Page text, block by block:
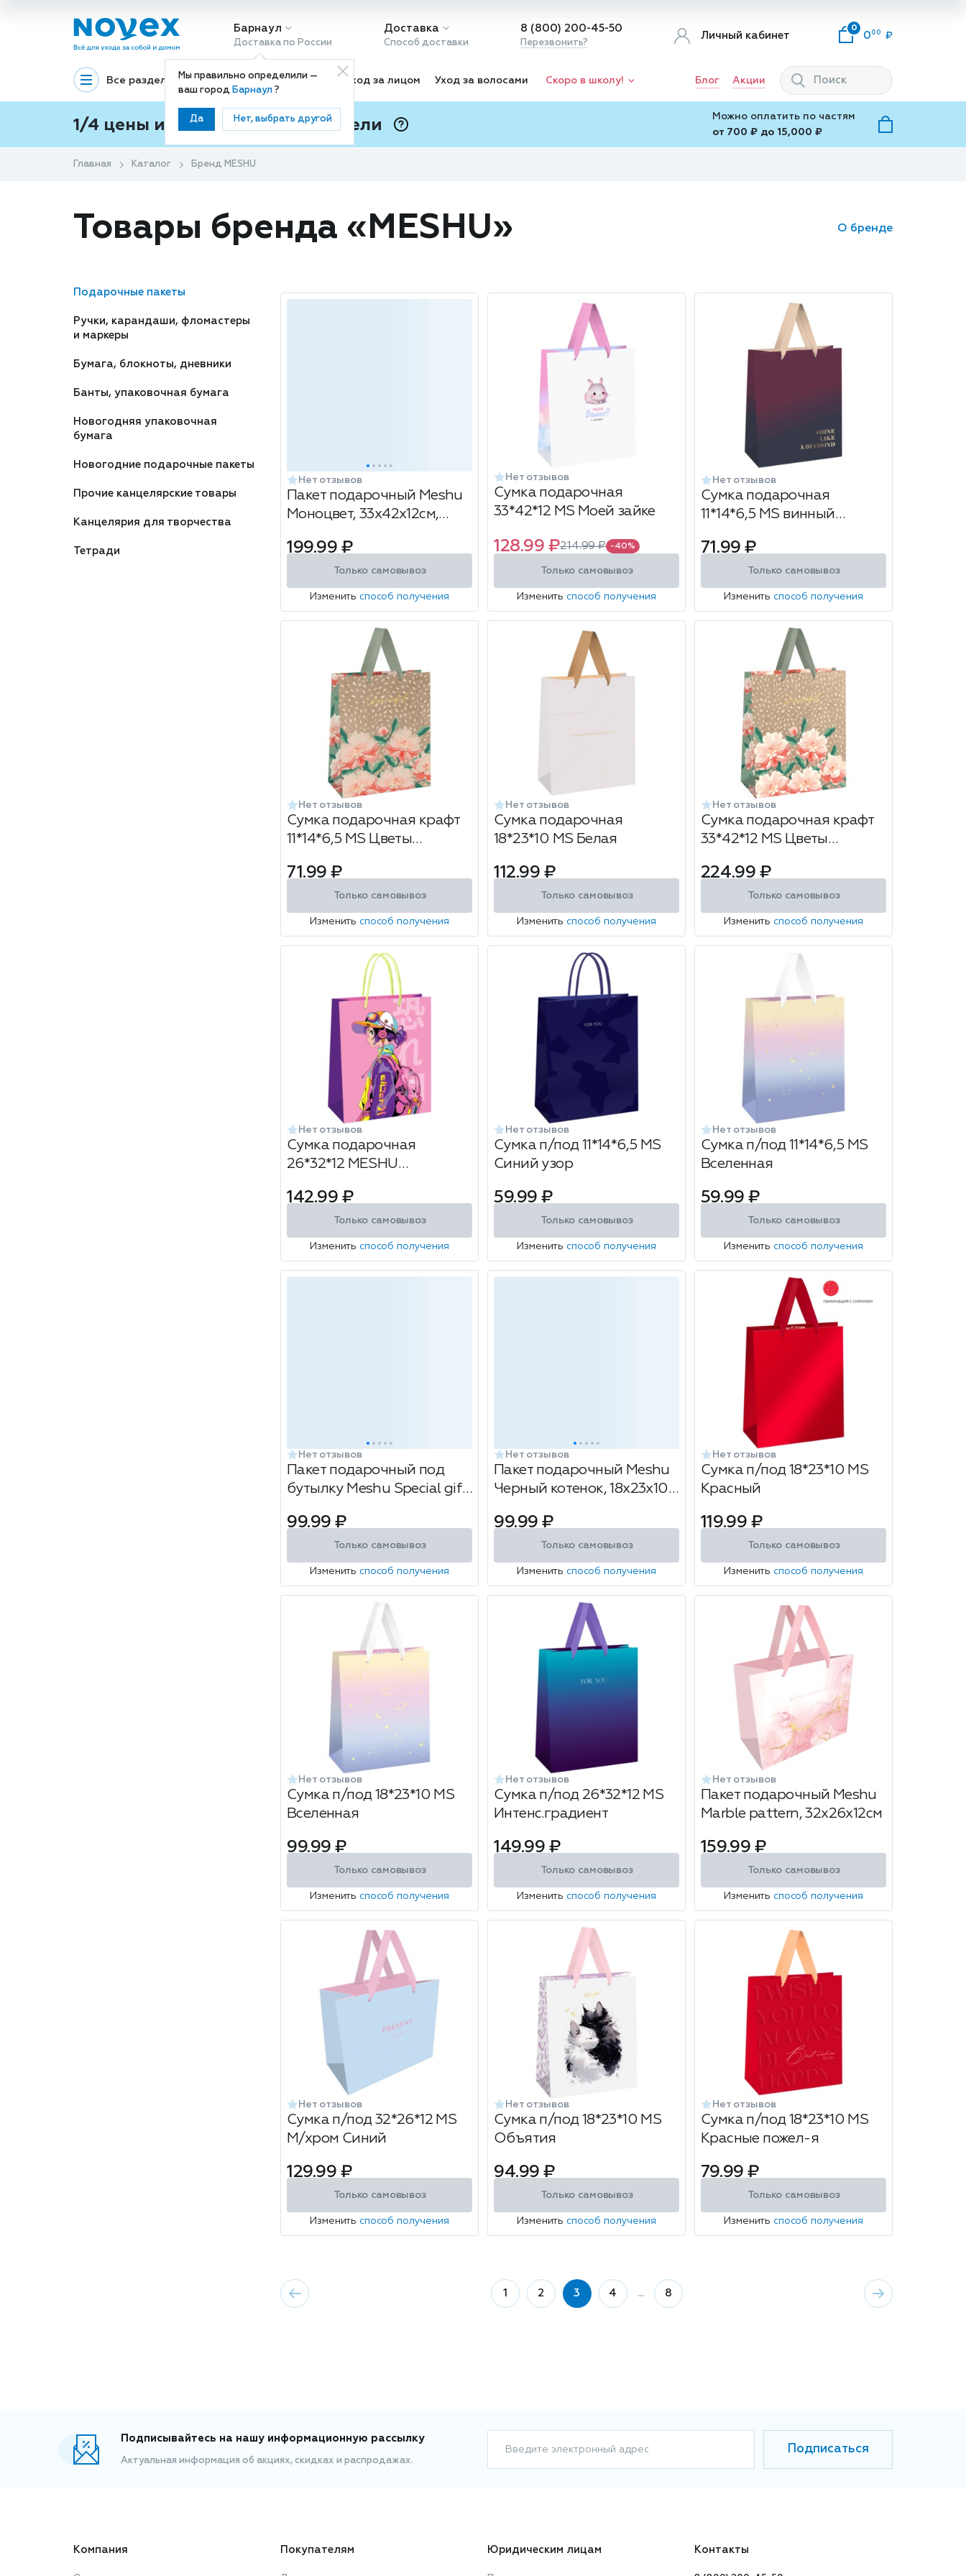
Барнаул
Доставка по России
Мы правильно определили —
ваш город Барнаул?
Да Нет, выбрать другой
Доставка
Способ доставки
8 (800) 200-45-50
Перезвонить?
Личный кабинет
0
0 00
Все разделы Декоративная косметика Уход за лицом Уход за волосами Скоро в школу! Блог Акции
1/4 цены и покупки ваши с Подели
Можно оплатить по частям
от 700 ₽ до 15,000 ₽
Главная Каталог Бренд MESHU
Товары бренда «MESHU» О бренде
Подарочные пакеты
Ручки, карандаши, фломастеры
и маркеры
Бумага, блокноты, дневники
Банты, упаковочная бумага
Новогодняя упаковочная
бумага
Новогодние подарочные пакеты
Прочие канцелярские товары
Канцелярия для творчества
Тетради
Нет отзывов
Пакет подарочный Meshu
Моноцвет, 33х42х12см,
199.99 ₽
Только самовывоз
Изменить способ получения
Нет отзывов
Сумка подарочная
33*42*12 MS Моей зайке
128.99 ₽214.99 ₽ -40%
Только самовывоз
Изменить способ получения
Нет отзывов
Сумка подарочная
11*14*6,5 MS винный
71.99 ₽
Только самовывоз
Изменить способ получения
Нет отзывов
Сумка подарочная крафт
11*14*6,5 MS Цветы
71.99 ₽
Только самовывоз
Изменить способ получения
Нет отзывов
Сумка подарочная
18*23*10 MS Белая
112.99 ₽
Только самовывоз
Изменить способ получения
Нет отзывов
Сумка подарочная крафт
33*42*12 MS Цветы
224.99 ₽
Только самовывоз
Изменить способ получения
Нет отзывов
Сумка подарочная
26*32*12 MESHU
ламинация
142.99 ₽
Только самовывоз
Изменить способ получения
Нет отзывов
Сумка п/под 11*14*6,5 MS
Синий узор
59.99 ₽
Только самовывоз
Изменить способ получения
Нет отзывов
Сумка п/под 11*14*6,5 MS
Вселенная
59.99 ₽
Только самовывоз
Изменить способ получения
Нет отзывов
Пакет подарочный под
бутылку Meshu Special gift,
ламинация, фольга,
красный
99.99 ₽
Только самовывоз
Изменить способ получения
Нет отзывов
Пакет подарочный Meshu
Черный котенок, 18х23х10
99.99 ₽
Только самовывоз
Изменить способ получения
Нет отзывов
Сумка п/под 18*23*10 MS
Красный
119.99 ₽
Только самовывоз
Изменить способ получения
Нет отзывов
Сумка п/под 18*23*10 MS
Вселенная
99.99 ₽
Только самовывоз
Изменить способ получения
Нет отзывов
Сумка п/под 26*32*12 MS
Интенс.градиент
149.99 ₽
Только самовывоз
Изменить способ получения
Нет отзывов
Пакет подарочный Meshu
Marble pattern, 32х26х12см
159.99 ₽
Только самовывоз
Изменить способ получения
Нет отзывов
Сумка п/под 32*26*12 MS
М/хром Синий
129.99 ₽
Только самовывоз
Изменить способ получения
Нет отзывов
Сумка п/под 18*23*10 MS
Объятия
94.99 ₽
Только самовывоз
Изменить способ получения
Нет отзывов
Сумка п/под 18*23*10 MS
Красные пожел-я
79.99 ₽
Только самовывоз
Изменить способ получения
1 2 3 4 ... 8
Подписывайтесь на нашу информационную рассылку
Актуальная информация об акциях, скидках и распродажах.
Введите электронный адрес Подписаться
Компания Покупателям Юридическим лицам Контакты